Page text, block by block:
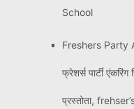
School
Freshers Party
फ्रेशर्स पार्टी एंकरिंग
प्रस्तोता,